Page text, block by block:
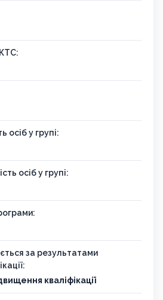
осіб у групі:
осіб у групі:
за результатами
кваліфікації